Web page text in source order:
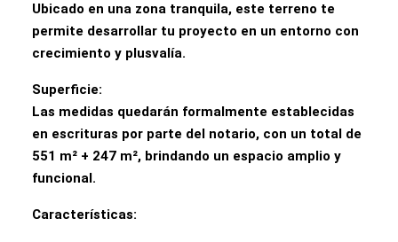
Ubicado en una zona tranquila, este terreno te
permite desarrollar tu proyecto en un entorno con
crecimiento y plusvalía.
Superficie:
Las medidas quedarán formalmente establecidas
en escrituras por parte del notario, con un total de
551 m² + 247 m², brindando un espacio amplio y
funcional.
Características: